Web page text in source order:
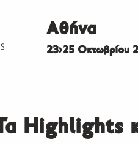
Αθήνα
23>25 Οκτωβρίου
Highlights